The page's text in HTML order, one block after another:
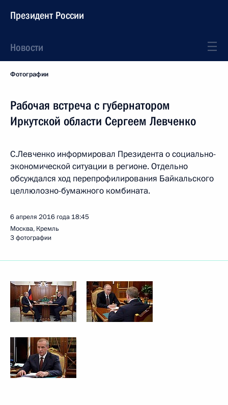
Президент России
Новости
Фотографии
Рабочая встреча с губернатором
Иркутской области Сергеем Левченко
С.Левченко информировал Президента о социально-
экономической ситуации в регионе. Отдельно
обсуждался ход перепрофилирования Байкальского
целлюлозно-бумажного комбината.
6 апреля 2016 года 18:45
Москва, Кремль
3 фотографии